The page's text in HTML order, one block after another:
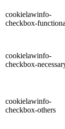
cookielawinfo-
checkbox-
cookielawinfo-
checkbox-
cookielawinfo-
checkbox-others